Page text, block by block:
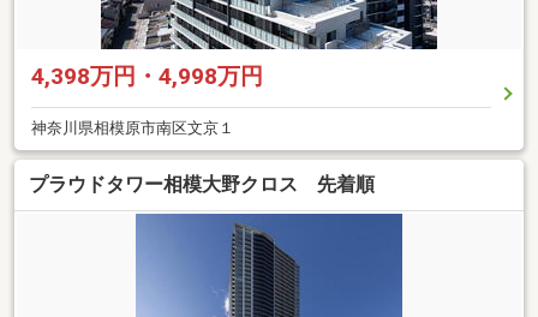
4,398万円・4,998万円
神奈川県相模原市南区文京１
プラウドタワー相模大野クロス 先着順